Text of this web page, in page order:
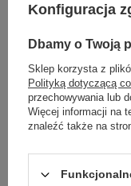
jasny zielony
Konfiguracja
Dbamy o Twoją
Sklep korzysta z
Polityką dotyczącą
przechowywania lub
Więcej informacji na
znaleźć także na